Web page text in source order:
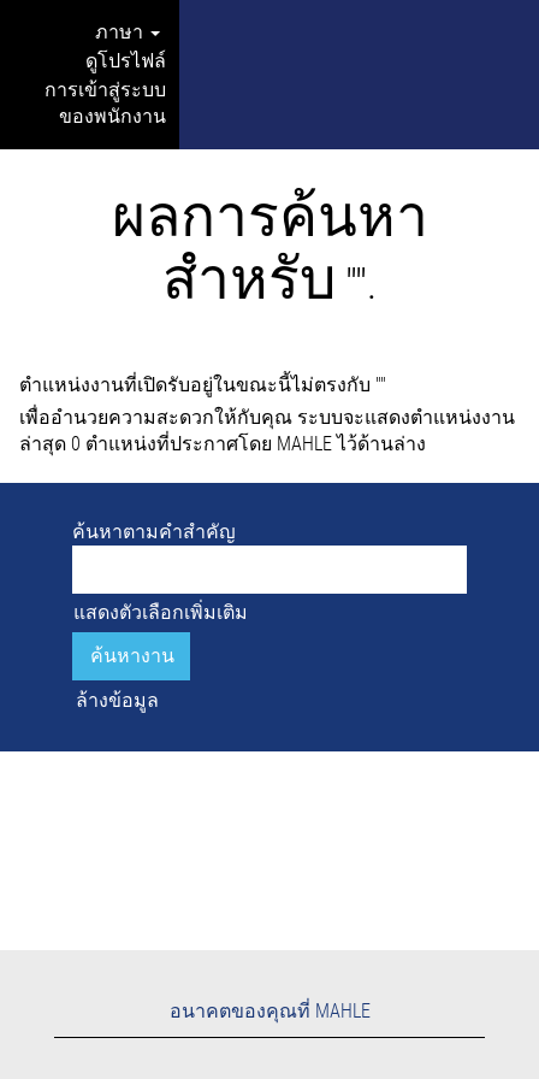
ภาษา
ดูโปรไฟล์
การเข้าสู่ระบบ
ของพนักงาน
ผลการค้นหา
สำหรับ "".
ตำแหน่งงานที่เปิดรับอยู่ในขณะนี้ไม่ตรงกับ ""
เพื่ออำนวยความสะดวกให้กับคุณ ระบบจะแสดงตำแหน่งงาน
ล่าสุด 0 ตำแหน่งที่ประกาศโดย MAHLE ไว้ด้านล่าง
ค้นหาตามคำสำคัญ
แสดงตัวเลือกเพิ่มเติม
ล้างข้อมูล
อนาคตของคุณที่ MAHLE